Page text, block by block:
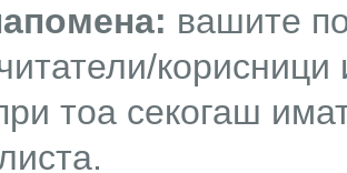
вашите
тоа секогаш